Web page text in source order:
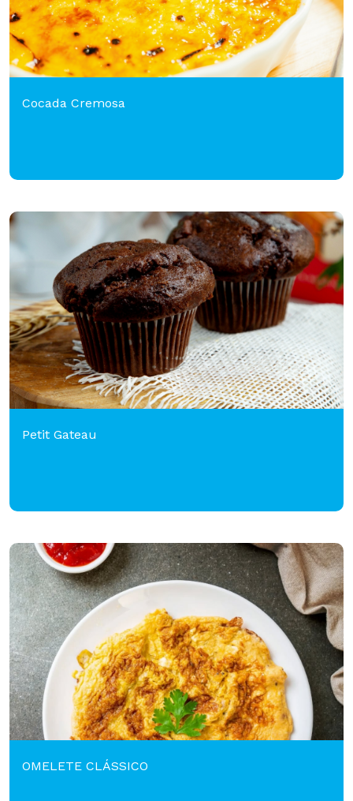
Cocada Cremosa
Petit Gateau
OMELETE CLÁSSICO